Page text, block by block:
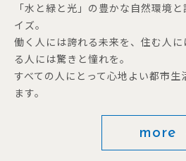
「水と緑と光」の豊かな自然環境
イズ。
働く人には誇れる未来を、住む人
る人には驚きと憧れを。
すべての人にとって心地よい都市生
ます。
more